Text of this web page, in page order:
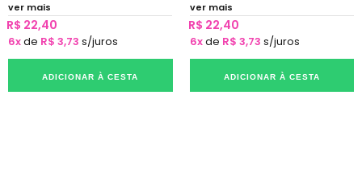
ver mais
R$ 22,40
6xde R$ 3,73 s/juros
ADICIONAR À CESTA
ver mais
R$ 22,40
6xde R$ 3,73 s/juros
ADICIONAR À CESTA